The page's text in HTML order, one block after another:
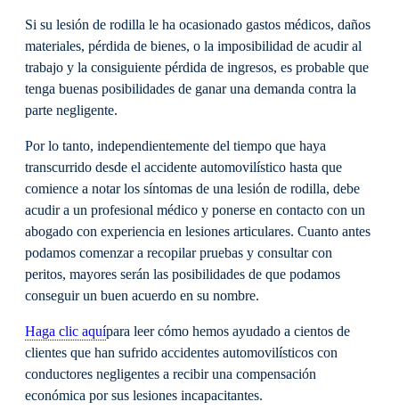
Si su lesión de rodilla le ha ocasionado gastos médicos, daños
materiales, pérdida de bienes, o la imposibilidad de acudir al
trabajo y la consiguiente pérdida de ingresos, es probable que
tenga buenas posibilidades de ganar una demanda contra la
parte negligente.
Por lo tanto, independientemente del tiempo que haya
transcurrido desde el accidente automovilístico hasta que
comience a notar los síntomas de una lesión de rodilla, debe
acudir a un profesional médico y ponerse en contacto con un
abogado con experiencia en lesiones articulares. Cuanto antes
podamos comenzar a recopilar pruebas y consultar con
peritos, mayores serán las posibilidades de que podamos
conseguir un buen acuerdo en su nombre.
Haga clic aquípara leer cómo hemos ayudado a cientos de
clientes que han sufrido accidentes automovilísticos con
conductores negligentes a recibir una compensación
económica por sus lesiones incapacitantes.